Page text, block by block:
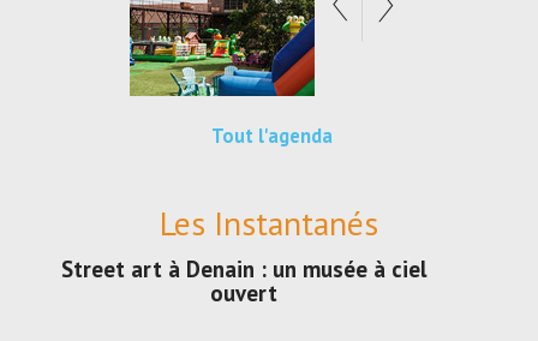
Tout l'agenda
Les Instantanés
Street art à Denain : un musée à ciel
ouvert